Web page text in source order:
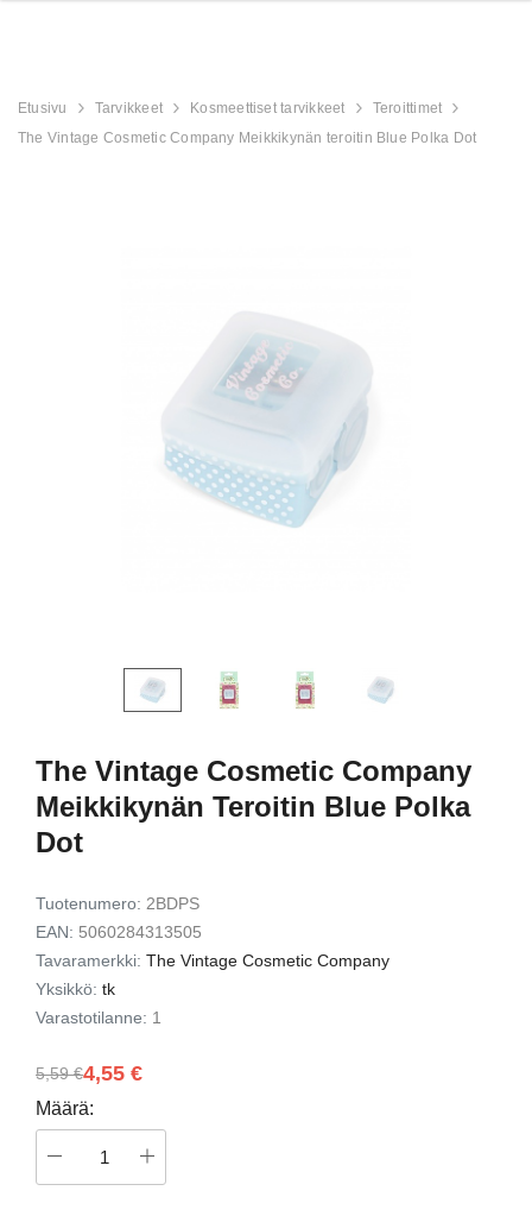
Etusivu Tarvikkeet Kosmeettiset tarvikkeet
Teroittimet
The Vintage Cosmetic Company Meikkikynän teroitin Blue Polka Dot
The Vintage Cosmetic Company
Meikkikynän Teroitin Blue Polka
Dot
Tuotenumero: 2BDPS
EAN: 5060284313505
Tavaramerkki: The Vintage Cosmetic Company
Yksikkö: tk
Varastotilanne: 1
4,55 €
5,59 €
Määrä:
Aristocrat Shower